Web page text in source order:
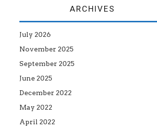
ARCHIVES
July 2026
November 2025
September 2025
June 2025
December 2022
May 2022
April 2022